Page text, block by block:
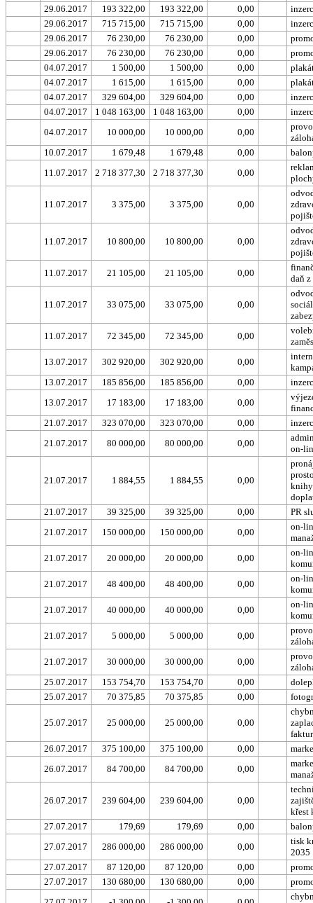
29.06.2017
193 322,00 193 322,00 0,00
29.06.2017
715 715,00 715 715,00 0,00
29.06.2017
76 230,00 76 230,00 0,00
29.06.2017
76 230,00 76 230,00 0,00
04.07.2017
1 500,00 1 500,00 0,00
04.07.2017
1 615,00 1 615,00 0,00
04.07.2017
329 604,00 329 604,00 0,00
04.07.2017
1 048 163,00 1 048 163,00 0,00
04.07.2017
10 000,00 10 000,00 0,00
10.07.2017
1 679,48 1 679,48 0,00
11.07.2017
2 718 377,30 2 718 377,30 0,00
11.07.2017 3 375,00 3 375,00 0,00
11.07.2017 10 800,00 10 800,00 0,00
11.07.2017
21 105,00 21 105,00 0,00
daň
11.07.2017 33 075,00 33 075,00 0,00
11.07.2017
72 345,00 72 345,00 0,00
13.07.2017
302 920,00 302 920,00 0,00
13.07.2017
185 856,00 185 856,00 0,00
13.07.2017
17 183,00 17 183,00 0,00
21.07.2017
323 070,00 323 070,00 0,00
21.07.2017
80 000,00 80 000,00 0,00
on-
21.07.2017 1 884,55 1 884,55 0,00
21.07.2017
39 325,00 39 325,00 0,00
PR
21.07.2017
150 000,00 150 000,00 0,00
on-
21.07.2017
20 000,00 20 000,00 0,00
on-
21.07.2017
48 400,00 48 400,00 0,00
on-
21.07.2017
40 000,00 40 000,00 0,00
on-
21.07.2017
5 000,00 5 000,00 0,00
21.07.2017
30 000,00 30 000,00 0,00
25.07.2017
153 754,70 153 754,70 0,00
25.07.2017
70 375,85 70 375,85 0,00
25.07.2017 25 000,00 25 000,00 0,00
26.07.2017
375 100,00 375 100,00 0,00
26.07.2017
84 700,00 84 700,00 0,00
26.07.2017 239 604,00 239 604,00 0,00
křest
27.07.2017
179,69 179,69 0,00
27.07.2017
286 000,00 286 000,00 0,00
tisk
2035
27.07.2017
87 120,00 87 120,00 0,00
27.07.2017
130 680,00 130 680,00 0,00